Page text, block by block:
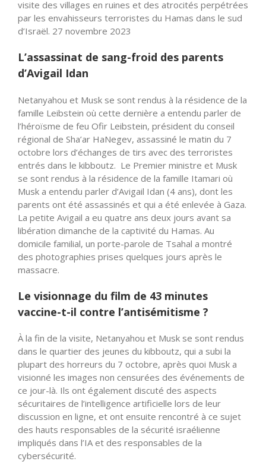
visite des villages en ruines et des atrocités perpétrées
par les envahisseurs terroristes du Hamas dans le sud
d’Israël. 27 novembre 2023
L’assassinat de sang-froid des parents
d’Avigail Idan
Netanyahou et Musk se sont rendus à la résidence de la
famille Leibstein où cette dernière a entendu parler de
l’héroïsme de feu Ofir Leibstein, président du conseil
régional de Sha’ar HaNegev, assassiné le matin du 7
octobre lors d’échanges de tirs avec des terroristes
entrés dans le kibboutz. Le Premier ministre et Musk
se sont rendus à la résidence de la famille Itamari où
Musk a entendu parler d’Avigail Idan (4 ans), dont les
parents ont été assassinés et qui a été enlevée à Gaza.
La petite Avigail a eu quatre ans deux jours avant sa
libération dimanche de la captivité du Hamas. Au
domicile familial, un porte-parole de Tsahal a montré
des photographies prises quelques jours après le
massacre.
Le visionnage du film de 43 minutes
vaccine-t-il contre l’antisémitisme ?
À la fin de la visite, Netanyahou et Musk se sont rendus
dans le quartier des jeunes du kibboutz, qui a subi la
plupart des horreurs du 7 octobre, après quoi Musk a
visionné les images non censurées des événements de
ce jour-là. Ils ont également discuté des aspects
sécuritaires de l’intelligence artificielle lors de leur
discussion en ligne, et ont ensuite rencontré à ce sujet
des hauts responsables de la sécurité israélienne
impliqués dans l’IA et des responsables de la
cybersécurité.